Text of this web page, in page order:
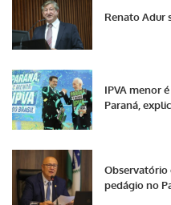
Renato Adur
IPVA menor
Paraná,
Observatório
pedágio no